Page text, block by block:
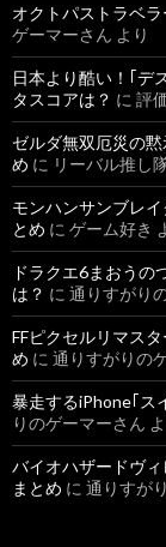
オクトパストラベ
ゲーマーさん より
日本より酷い！｢デ
タスコアは？ に 評
ゼルダ無双厄災の
め に リーバル推し
モンハンサンブレ
とめ に ゲーム好き
ドラクエ6まおうの
は？ に 通りすがり
FFピクセルリマス
め に 通りすがりの
暴走するiPhone｢ス
りのゲーマーさん
バイオハザードヴ
まとめ に 通りすが